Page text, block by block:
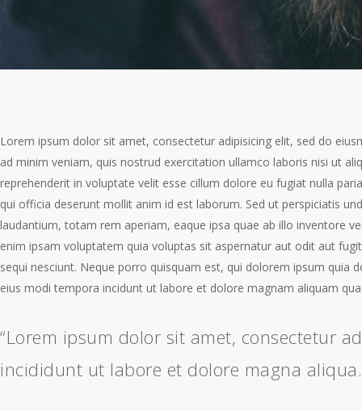
Lorem ipsum dolor sit amet, consectetur adipisicing elit, sed do
ad minim veniam, quis nostrud exercitation ullamco laboris nisi ut
reprehenderit in voluptate velit esse cillum dolore eu fugiat nulla
qui officia deserunt mollit anim id est laborum. Sed ut perspiciatis
laudantium, totam rem aperiam, eaque ipsa quae ab illo inventore
enim ipsam voluptatem quia voluptas sit aspernatur aut odit aut
sequi nesciunt. Neque porro quisquam est, qui dolorem ipsum
eius modi tempora incidunt ut labore et dolore magnam aliquam
“Lorem ipsum dolor sit amet, consectetur
incididunt ut labore et dolore magna